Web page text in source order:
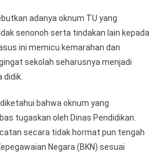
Dan
Tindak
Tegas
Oknum
adanya oknum TU yang
senonoh serta tindakan lain kepada
ini memicu kemarahan dan
sekolah seharusnya menjadi
didik.
bahwa oknum yang
tugaskan oleh Dinas Pendidikan.
secara tidak hormat pun tengah
Negara (BKN) sesuai